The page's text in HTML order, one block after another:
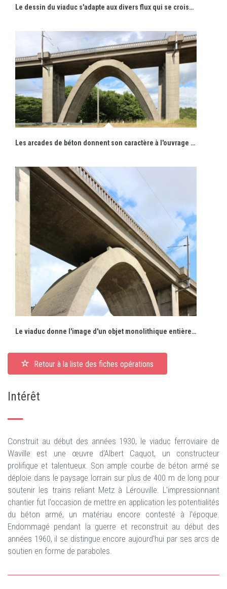
Le dessin du viaduc s'adapte aux divers flux qui se croisent en ce lieu.
Les arcades de béton donnent son caractère à l'ouvrage d'art qui, sans cela, paraîtrait bien plus commun.
Le viaduc donne l'image d'un objet monolithique entièrement en béton armé.
Retour à la liste des fiches opérations
Intérêt
Construit au début des années 1930, le viaduc ferroviaire de
Waville est une œuvre d’Albert Caquot, un constructeur
prolifique et talentueux. Son ample courbe de béton armé se
déploie dans le paysage lorrain sur plus de 400 m de long pour
soutenir les trains reliant Metz à Lérouville. L'impressionnant
chantier fut l'occasion de mettre en application les potentialités
du béton armé, un matériau encore contesté à l'époque.
Endommagé pendant la guerre et reconstruit au début des
années 1960, il se distingue encore aujourd'hui par ses arcs de
soutien en forme de paraboles.